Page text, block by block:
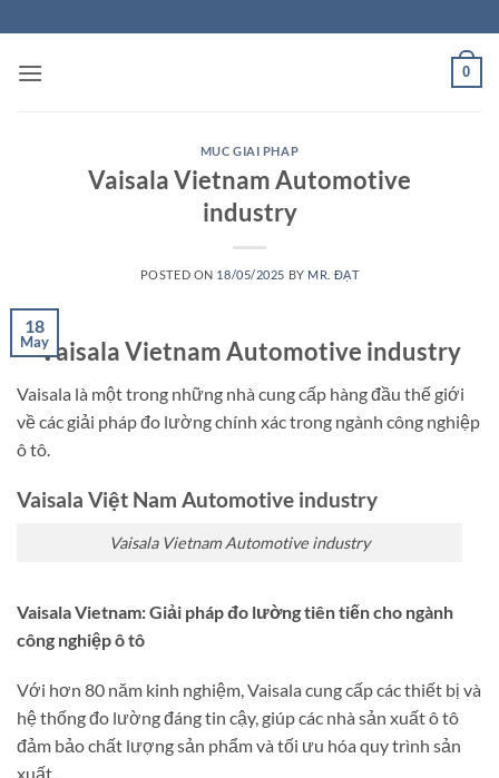
to
content
0
MUC GIAI PHAP
Vaisala Vietnam Automotive
industry
POSTED ON 18/05/2025 BY MR. ĐẠT
18
MayVaisala Vietnam Automotive industry
Vaisala là một trong những nhà cung cấp hàng đầu thế giới
về các giải pháp đo lường chính xác trong ngành công nghiệp
ô tô.
Vaisala Việt Nam Automotive industry
Vaisala Vietnam Automotive industry
Vaisala Vietnam: Giải pháp đo lường tiên tiến cho ngành
công nghiệp ô tô
Với hơn 80 năm kinh nghiệm, Vaisala cung cấp các thiết bị và
hệ thống đo lường đáng tin cậy, giúp các nhà sản xuất ô tô
đảm bảo chất lượng sản phẩm và tối ưu hóa quy trình sản
xuất.